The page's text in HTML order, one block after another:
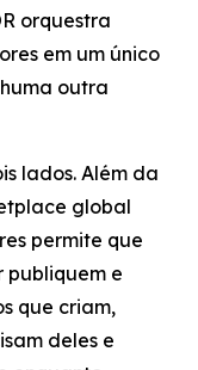
orquestra
em um único
outra
lados. Além da
global
permite que
e
que criam,
deles e